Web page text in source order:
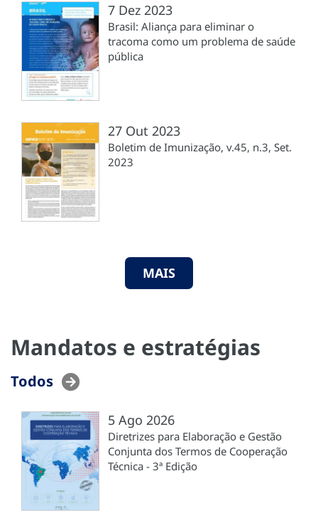
7 Dez 2023
Brasil: Aliança para eliminar o
tracoma como um problema de saúde
pública
27 Out 2023
Boletim de Imunização, v.45, n.3, Set.
2023
MAIS
Mandatos e estratégias
Todos
5 Ago 2026
Diretrizes para Elaboração e Gestão
Conjunta dos Termos de Cooperação
Técnica - 3ª Edição